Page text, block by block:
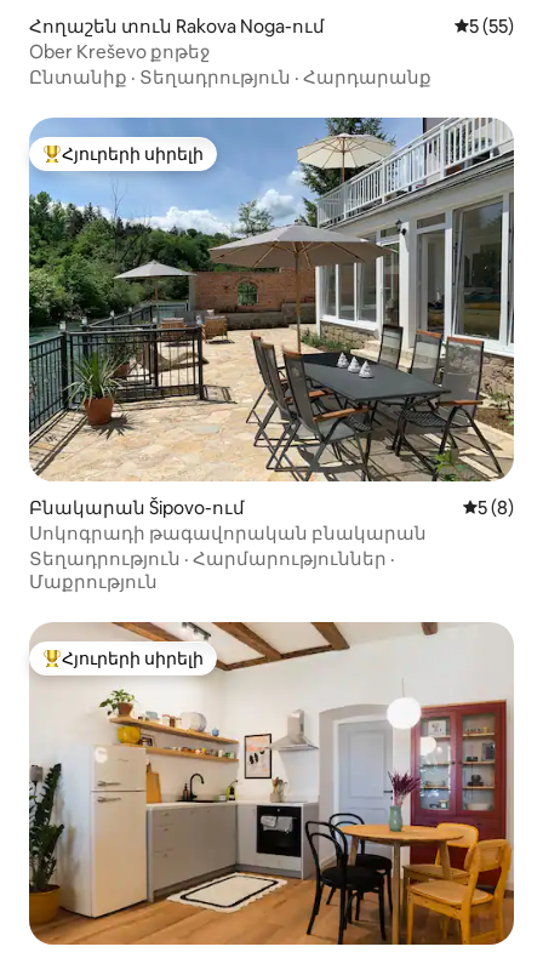
Հողաշեն տուն Rakova Noga-ում Միջին
5 (55)
Ober Kreševo քոթեջ
Ընտանիք · Տեղադրություն · Հարդարանք
Հյուրերի սիրելի լավագույն տները
Հյուրերի սիրելի
Բնակարան Šipovo-ում Միջին
5 (8)
Սոկոգրադի թագավորական բնակարան
Տեղադրություն · Հարմարություններ ·
Մաքրություն
Հյուրերի սիրելի լավագույն տները
Հյուրերի սիրելի